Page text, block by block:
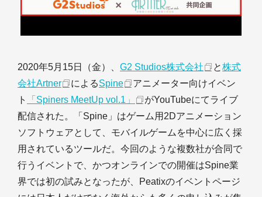
2020年5月15日（金）、 G2 Studios株式会社 と株式
会社Artner
によるSpine
アニメーター向けイベン
ト
「Spiners MeetUp vol.1」
がYouTubeにてライブ
配信された。「Spine」はゲーム用2Dアニメーション
ソフトウェアとして、モバイルゲームを中心に広く採
用されているツールだ。今回のような複数社が合同で
行うイベントで、かつオンラインでの開催はSpine業
界では初の試みとなったが、Peatixのイベントページ